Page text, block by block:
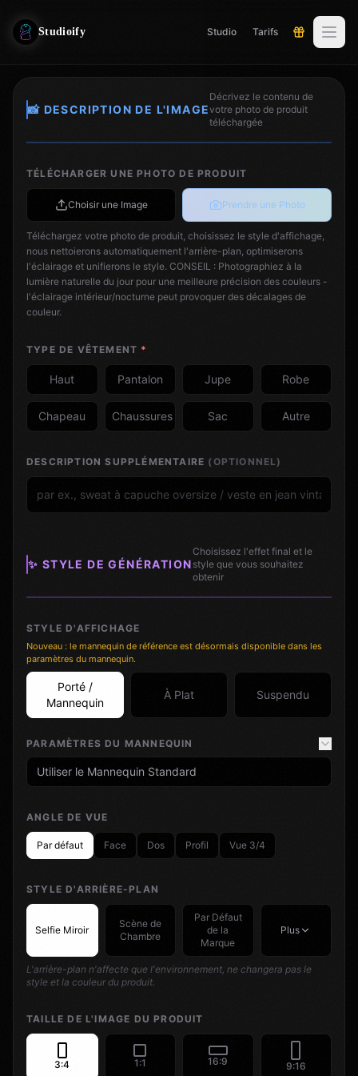
Studioify Studio Tarifs
📸 DESCRIPTION DE L'IMAGE
Décrivez le contenu de
votre photo de produit
téléchargée
TÉLÉCHARGER UNE PHOTO DE PRODUIT
Choisir une Image Prendre une Photo
Téléchargez votre photo de produit, choisissez le style d'affichage,
nous nettoierons automatiquement l'arrière-plan, optimiserons
l'éclairage et unifierons le style. CONSEIL : Photographiez à la
lumière naturelle du jour pour une meilleure précision des couleurs -
l'éclairage intérieur/nocturne peut provoquer des décalages de
couleur.
TYPE DE VÊTEMENT *
Haut Pantalon Jupe Robe
Chapeau Chaussures Sac Autre
DESCRIPTION SUPPLÉMENTAIRE (OPTIONNEL)
✨ STYLE DE GÉNÉRATION
Choisissez l'effet final et le
style que vous souhaitez
obtenir
STYLE D'AFFICHAGE
Nouveau : le mannequin de référence est désormais disponible dans les
paramètres du mannequin.
Porté /
Mannequin
À Plat Suspendu
PARAMÈTRES DU MANNEQUIN
Utiliser le Mannequin Standard
ANGLE DE VUE
Par défaut Face Dos Profil Vue 3/4
STYLE D'ARRIÈRE-PLAN
Selfie Miroir
Scène de
Chambre
Par Défaut
de la
Marque
Plus
L'arrière-plan n'affecte que l'environnement, ne changera pas le
style et la couleur du produit.
TAILLE DE L'IMAGE DU PRODUIT
3:4 1:1 16:9 9:16